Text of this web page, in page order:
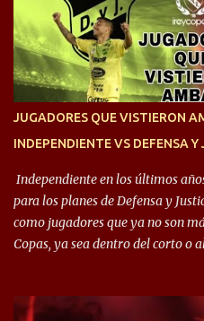
quise dar lo mejor. Si me toca
hincha”. 🎙️“El equipo hizo un
resultado. Es nuestro segundo
enfocamos en la preparación
idea que quiere el técnico y eso
JUGADORES QUE VISTIERON
INDEPENDIENTE VS DEFENSA Y
Independiente en los últimos
para los planes de Defensa y
como jugadores que ya no son
Copas, ya sea dentro del corto o
Halcón de Varela, como lo es